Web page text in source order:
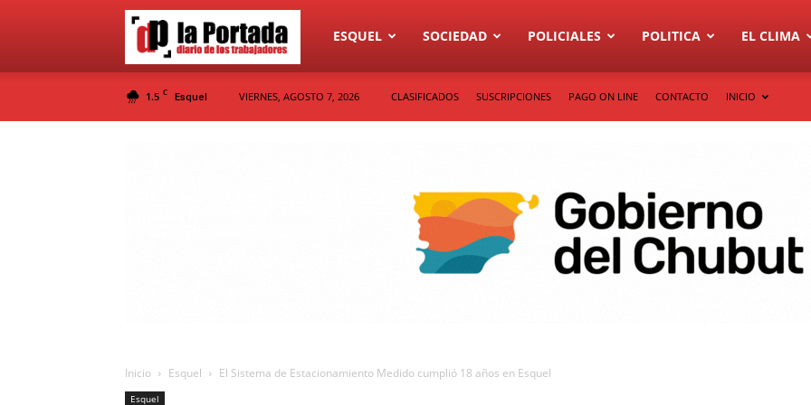
Diario
La
ESQUEL SOCIEDAD POLICIALES POLITICA EL CLIMA
1.5 C Esquel VIERNES, AGOSTO 7, 2026 CLASIFICADOS SUSCRIPCIONES PAGO ON LINE CONTACTO INICIO
Inicio Esquel El Sistema de Estacionamiento Medido cumplió 18 años en Esquel
Esquel